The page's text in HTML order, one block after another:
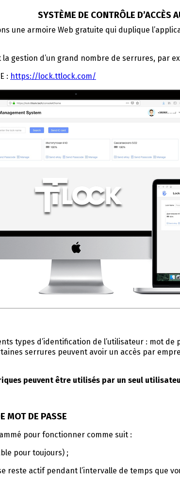
SYSTÈME DE CONTRÔLE D’ACCÈS
une armoire Web gratuite qui duplique
gestion d’un grand nombre de serrures, par
: https://lock.ttlock.com/
types d’identification de l’utilisateur : mot
serrures peuvent avoir un accès par
peuvent être utilisés par un seul
MOT DE PASSE
pour fonctionner comme suit :
pour toujours) ;
reste actif pendant l’intervalle de temps que